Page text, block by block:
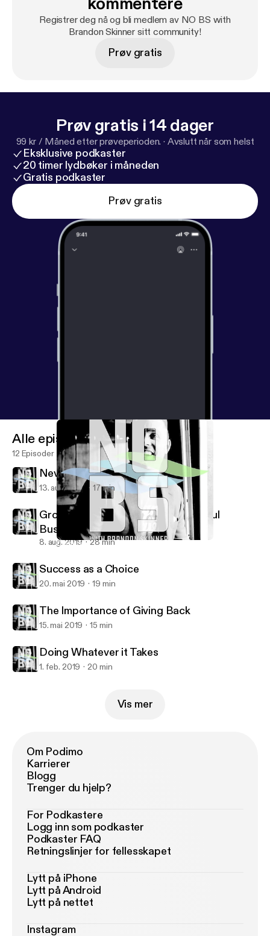
Registrer deg nå og bli medlem av NO BS with
Brandon Skinner sitt community!
Prøv gratis
Prøv gratis i 14 dager
99 kr / Måned etter prøveperioden. · Avslutt når som helst
Eksklusive podkaster
20 timer lydbøker i måneden
Gratis podkaster
Prøv gratis
Doing Whatever it Takes
Alle episoder
12 Episoder
Never Giving Up
13. aug. 2019 17 min
Growing and Sustaining a Successful
Business
8. aug. 2019 28 min
Success as a Choice
20. mai 2019 19 min
The Importance of Giving Back
15. mai 2019 15 min
Doing Whatever it Takes
1. feb. 2019 20 min
Vis mer
Om Podimo
Karrierer
Blogg
Trenger du hjelp?
For Podkastere
Logg inn som podkaster
Podkaster FAQ
Retningslinjer for fellesskapet
Lytt på iPhone
Lytt på Android
Lytt på nettet
Instagram